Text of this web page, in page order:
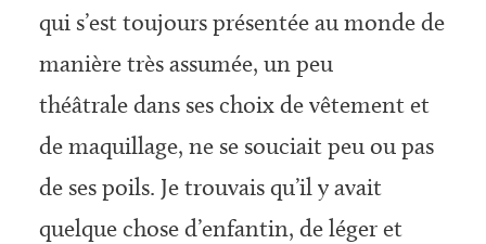
qui s’est toujours présentée au monde de
manière très assumée, un peu
théâtrale dans ses choix de vêtement et
de maquillage, ne se souciait peu ou pas
de ses poils. Je trouvais qu’il y avait
quelque chose d’enfantin, de léger et